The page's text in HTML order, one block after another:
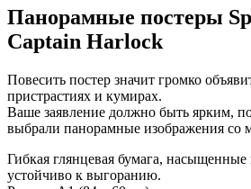
Панорамные постеры
Captain Harlock
Повесить постер значит громко
пристрастиях и кумирах.
Ваше заявление должно быть ярким,
выбрали панорамные изображения со
Гибкая глянцевая бумага,
устойчиво к выгоранию.